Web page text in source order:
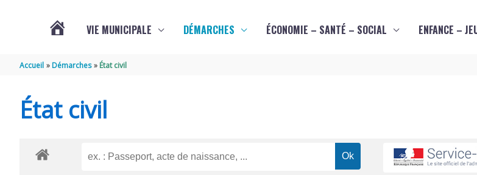
VIE MUNICIPALE DÉMARCHES ÉCONOMIE – SANTÉ – SOCIAL ENFANCE –
Accueil Démarches État civil
État civil